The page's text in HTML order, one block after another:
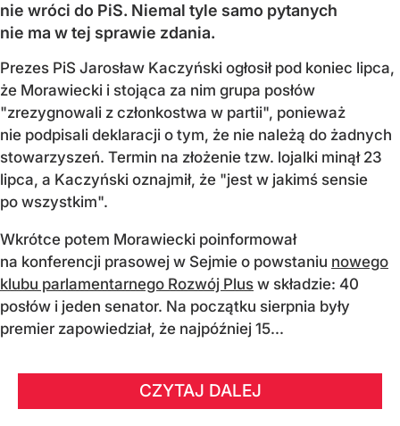
nie wróci do PiS. Niemal tyle samo pytanych
nie ma w tej sprawie zdania.
Prezes PiS Jarosław Kaczyński ogłosił pod koniec lipca,
że Morawiecki i stojąca za nim grupa posłów
"zrezygnowali z członkostwa w partii", ponieważ
nie podpisali deklaracji o tym, że nie należą do żadnych
stowarzyszeń. Termin na złożenie tzw. lojalki minął 23
lipca, a Kaczyński oznajmił, że "jest w jakimś sensie
po wszystkim".
Wkrótce potem Morawiecki poinformował
na konferencji prasowej w Sejmie o powstaniu nowego
klubu parlamentarnego Rozwój Plus w składzie: 40
posłów i jeden senator. Na początku sierpnia były
premier zapowiedział, że najpóźniej 15...
CZYTAJ DALEJ